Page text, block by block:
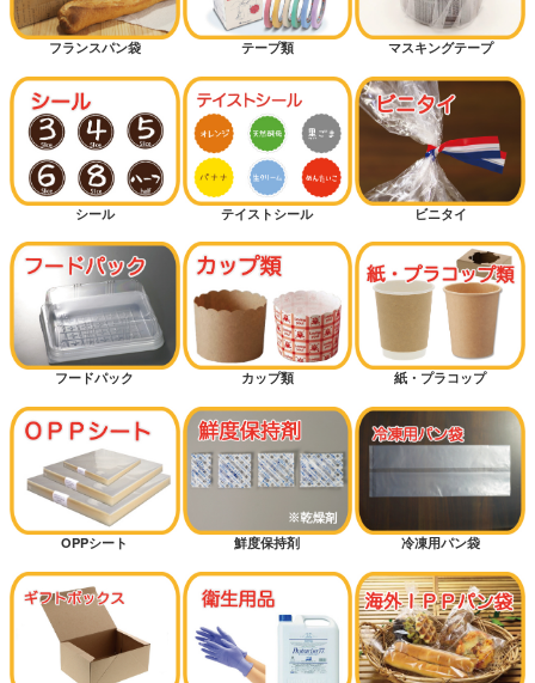
フランスパン袋 テープ類 マスキングテープ
シール テイストシール ビニタイ
フードパック カップ類 紙・プラコップ
OPPシート 鮮度保持剤 冷凍用パン袋